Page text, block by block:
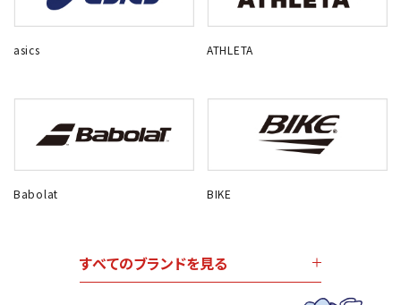
asics ATHLETA
Babolat BIKE
すべてのブランドを見る